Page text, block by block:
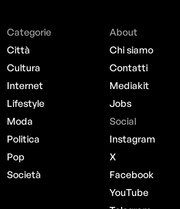
Categorie
Città
Cultura
Internet
Lifestyle
Moda
Politica
Pop
Società
About
Chi siamo
Contatti
Mediakit
Jobs
Social
Instagram
X
Facebook
YouTube